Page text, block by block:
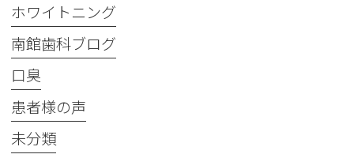
ホワイトニング
南館歯科ブログ
口臭
患者様の声
未分類